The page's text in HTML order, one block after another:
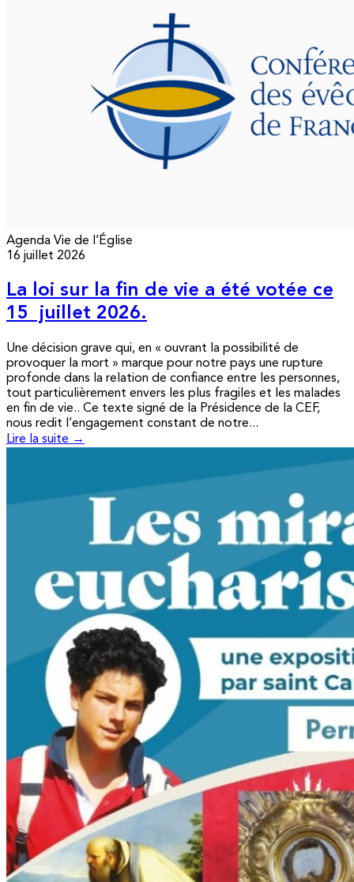
Agenda Vie de l’Église
16 juillet 2026
La loi sur la fin de vie a été votée ce
15 juillet 2026.
Une décision grave qui, en « ouvrant la possibilité de
provoquer la mort » marque pour notre pays une rupture
profonde dans la relation de confiance entre les personnes,
tout particulièrement envers les plus fragiles et les malades
en fin de vie.. Ce texte signé de la Présidence de la CEF,
nous redit l’engagement constant de notre...
Lire la suite →